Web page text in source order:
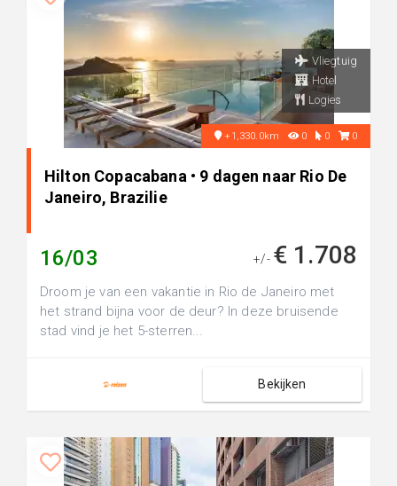
Vliegtuig
Hotel
Logies
+1,330.0km 0 0 0
Hilton Copacabana • 9 dagen naar Rio De
Janeiro, Brazilie
16/03 +/- € 1.708
Droom je van een vakantie in Rio de Janeiro met
het strand bijna voor de deur? In deze bruisende
stad vind je het 5-sterren...
Bekijken